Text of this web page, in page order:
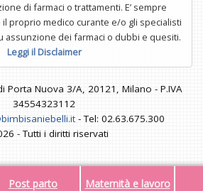
Post parto Maternità e lavoro
di farmaci o trattamenti. E’ sempre
proprio medico curante e/o gli specialisti
assunzione dei farmaci o dubbi e quesiti.
Leggi il Disclaimer
Porta Nuova 3/A, 20121, Milano - P.IVA
34554323112
- Tel: 02.63.675.300
- Tutti i diritti riservati